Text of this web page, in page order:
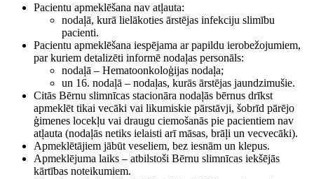
Pacientu apmeklēšana nav atļauta:
nodaļā, kurā lielākoties ārstējas infekciju slimību
pacienti.
Pacientu apmeklēšana iespējama ar papildu ierobežojumiem,
par kuriem detalizēti informē nodaļas personāls:
nodaļā – Hematoonkoloģijas nodaļa;
un 16. nodaļā – nodaļas, kurās ārstējas jaundzimušie.
Citās Bērnu slimnīcas stacionāra nodaļās bērnus drīkst
apmeklēt tikai vecāki vai likumiskie pārstāvji, šobrīd pārējo
ģimenes locekļu vai draugu ciemošanās pie pacientiem nav
atļauta (nodaļās netiks ielaisti arī māsas, brāļi un vecvecāki).
Apmeklētājiem jābūt veseliem, bez iesnām un klepus.
Apmeklējuma laiks – atbilstoši Bērnu slimnīcas iekšējās
kārtības noteikumiem.